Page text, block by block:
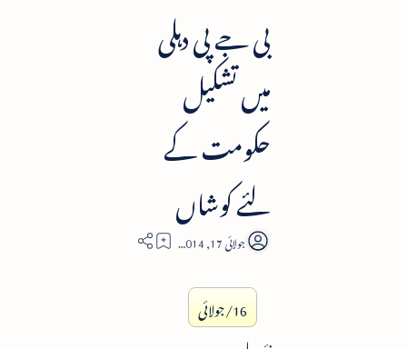
بی جے پی دہلی
میں تشکیل
حکومت کے
لئے کوشاں
1
16/جولائی